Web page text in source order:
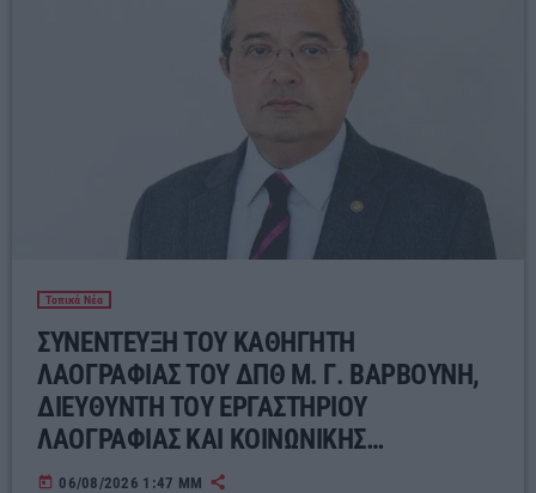
Τοπικά Νέα
ΣΥΝΕΝΤΕΥΞΗ ΤΟΥ ΚΑΘΗΓΗΤΗ
ΛΑΟΓΡΑΦΙΑΣ ΤΟΥ ΔΠΘ Μ. Γ. ΒΑΡΒΟΥΝΗ,
ΔΙΕΥΘΥΝΤΗ ΤΟΥ ΕΡΓΑΣΤΗΡΙΟΥ
ΛΑΟΓΡΑΦΙΑΣ ΚΑΙ ΚΟΙΝΩΝΙΚΗΣ
ΑΝΘΡΩΠΟΛΟΓΙΑΣ ΓΙΑ ΤΟΝ ΣΥΓΧΡΟΝΟ
today 06/08/2026 1:47 ΜΜ